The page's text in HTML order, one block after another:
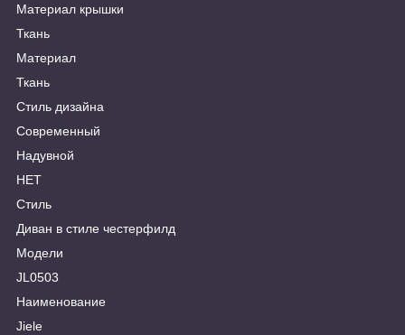
Материал крышки
Ткань
Материал
Ткань
Стиль дизайна
Современный
Надувной
НЕТ
Стиль
Диван в стиле честерфилд
Модели
JL0503
Наименование
Jiele